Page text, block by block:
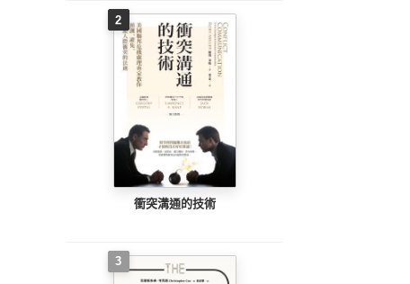
2
衝突溝通的技術
3